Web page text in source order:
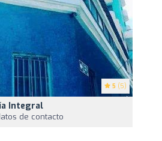
5 (5)
Integral
de contacto